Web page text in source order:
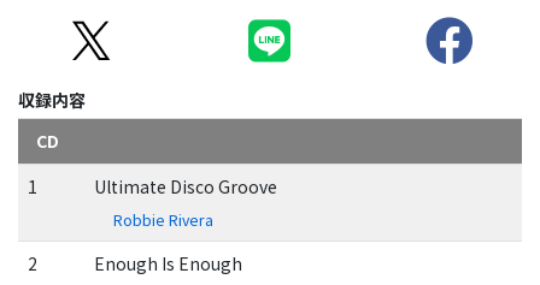
収録内容
CD
1
Ultimate Disco Groove
Robbie Rivera
2 Enough Is Enough